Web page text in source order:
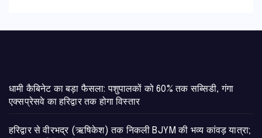
​धामी कैबिनेट का बड़ा फैसला: पशुपालकों को 60% तक सब्सिडी, गंगा
एक्सप्रेसवे का हरिद्वार तक होगा विस्तार
​हरिद्वार से वीरभद्र (ऋषिकेश) तक निकली BJYM की भव्य कांवड़ यात्रा;